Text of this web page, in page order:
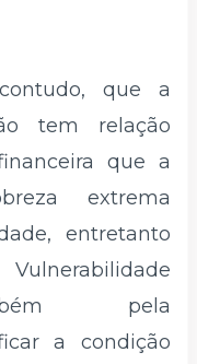
que a
tem relação
que a
extrema
entretanto
pela
a condição